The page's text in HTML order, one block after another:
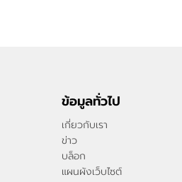
ข้อมูลทั่วไป
เกี่ยวกับเรา
ข่าว
บล็อก
แผนผังเว็บไซต์